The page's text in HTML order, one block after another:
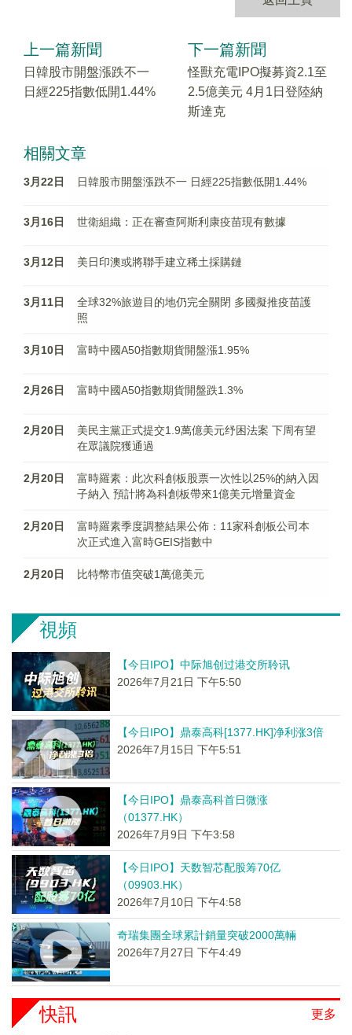
上一篇新聞
日韓股市開盤漲跌不一
日經225指數低開1.44%
下一篇新聞
怪獸充電IPO擬募資2.1至
2.5億美元 4月1日登陸納
斯達克
相關文章
3月22日 日韓股市開盤漲跌不一 日經225指數低開1.44%
3月16日 世衛組織：正在審查阿斯利康疫苗現有數據
3月12日 美日印澳或將聯手建立稀土採購鏈
3月11日
全球32%旅遊目的地仍完全關閉 多國擬推疫苗護
照
3月10日 富時中國A50指數期貨開盤漲1.95%
2月26日 富時中國A50指數期貨開盤跌1.3%
2月20日
美民主黨正式提交1.9萬億美元纾困法案 下周有望
在眾議院獲通過
2月20日
富時羅素：此次科創板股票一次性以25%的納入因
子納入 預計將為科創板帶來1億美元增量資金
2月20日
富時羅素季度調整結果公佈：11家科創板公司本
次正式進入富時GEIS指數中
2月20日 比特幣市值突破1萬億美元
視頻
【今日IPO】中际旭创过港交所聆讯
2026年7月21日 下午5:50
【今日IPO】鼎泰高科[1377.HK]净利涨3倍
2026年7月15日 下午5:51
【今日IPO】鼎泰高科首日微涨
（01377.HK）
2026年7月9日 下午3:58
【今日IPO】天数智芯配股筹70亿
（09903.HK）
2026年7月10日 下午4:58
奇瑞集團全球累計銷量突破2000萬輛
2026年7月27日 下午4:49
更多
快訊